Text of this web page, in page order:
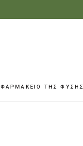
ΦΑΡΜΑΚΕΙΟ ΤΗΣ ΦΥΣΗΣ